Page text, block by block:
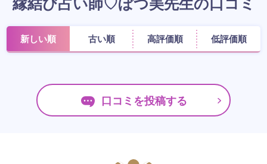
新しい順 古い順 高評価順 低評価順
口コミを投稿する